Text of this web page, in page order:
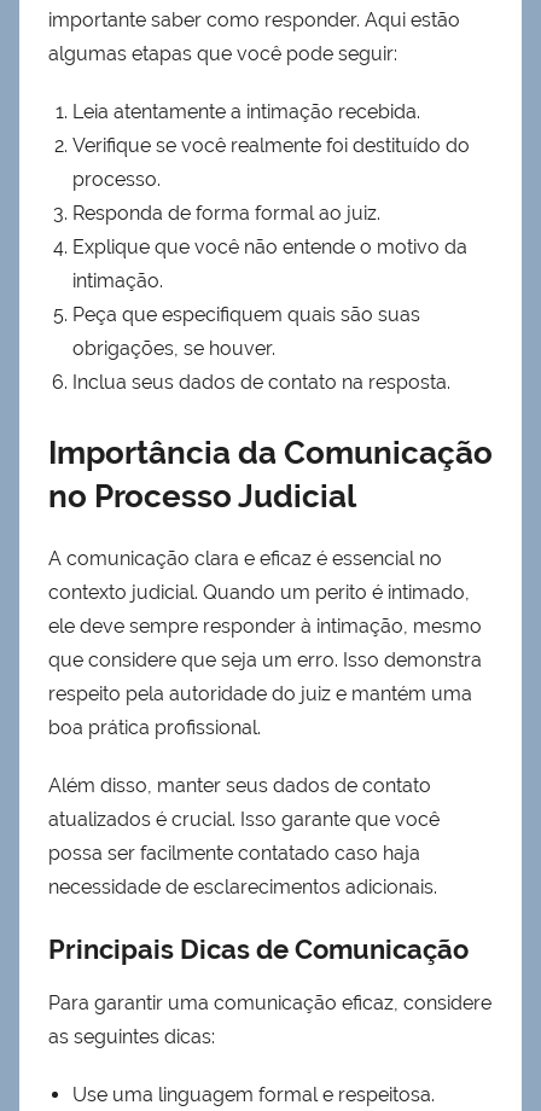
importante saber como responder. Aqui estão
algumas etapas que você pode seguir:
Leia atentamente a intimação recebida.
Verifique se você realmente foi destituído do
processo.
Responda de forma formal ao juiz.
Explique que você não entende o motivo da
intimação.
Peça que especifiquem quais são suas
obrigações, se houver.
Inclua seus dados de contato na resposta.
Importância da Comunicação
no Processo Judicial
A comunicação clara e eficaz é essencial no
contexto judicial. Quando um perito é intimado,
ele deve sempre responder à intimação, mesmo
que considere que seja um erro. Isso demonstra
respeito pela autoridade do juiz e mantém uma
boa prática profissional.
Além disso, manter seus dados de contato
atualizados é crucial. Isso garante que você
possa ser facilmente contatado caso haja
necessidade de esclarecimentos adicionais.
Principais Dicas de Comunicação
Para garantir uma comunicação eficaz, considere
as seguintes dicas:
Use uma linguagem formal e respeitosa.